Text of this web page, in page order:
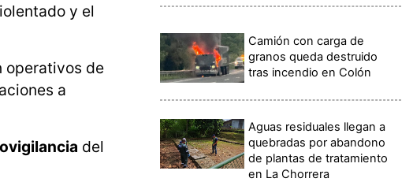
y el
operativos de
a
del
Camión con carga de
granos queda destruido
tras incendio en Colón
Aguas residuales llegan a
quebradas por abandono
de plantas de tratamiento
en La Chorrera